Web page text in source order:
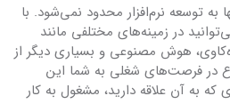
به توسعه نرم‌افزار محدود نمی‌شود. با
در زمینه‌های مختلفی مانند
هوش مصنوعی و بسیاری دیگر از
در فرصت‌های شغلی به شما این
به آن علاقه دارید، مشغول به کار